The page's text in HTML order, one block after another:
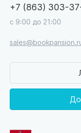
+7 (863) 303-
с 9:00 до 21:00